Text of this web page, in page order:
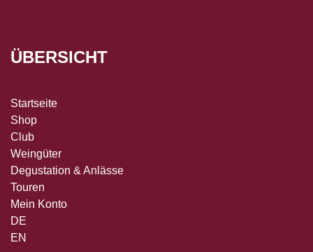
ÜBERSICHT
Startseite
Shop
Club
Weingüter
Degustation & Anlässe
Touren
Mein Konto
DE
EN